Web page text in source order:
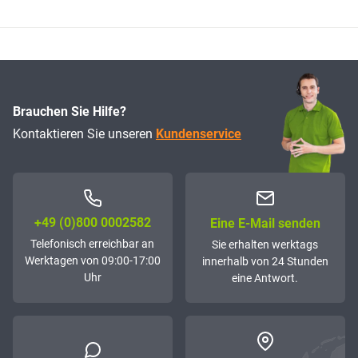
Brauchen Sie Hilfe?
Kontaktieren Sie unseren Kundenservice
+49 (0)800 0002582
Telefonisch erreichbar an
Werktagen von 09:00-17:00
Uhr
Eine E-Mail senden
Sie erhalten werktags
innerhalb von 24 Stunden
eine Antwort.